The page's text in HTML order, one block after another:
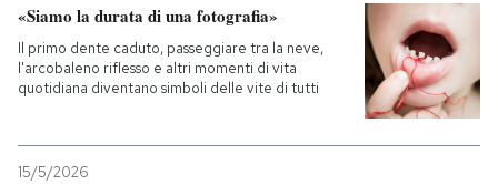
«Siamo la durata di una fotografia»
Il primo dente caduto, passeggiare tra la neve,
l'arcobaleno riflesso e altri momenti di vita
quotidiana diventano simboli delle vite di tutti
15/5/2026